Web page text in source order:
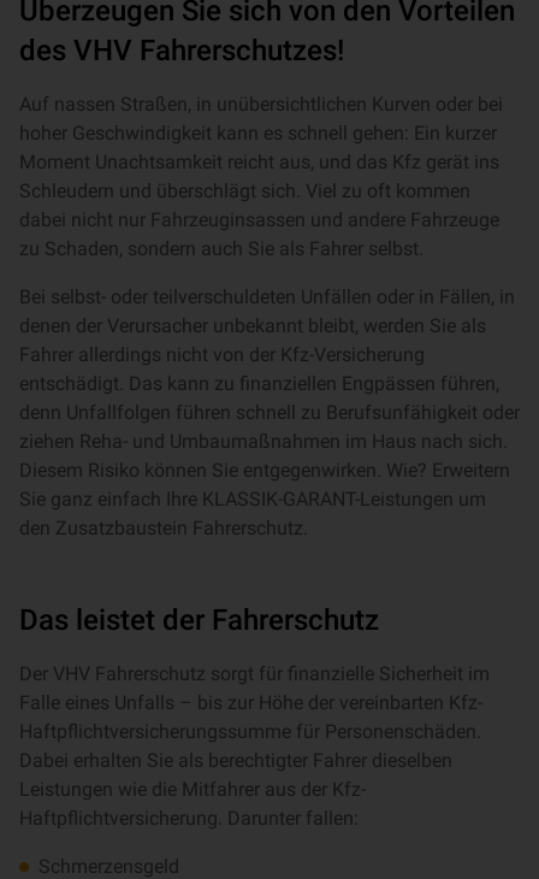
Überzeugen Sie sich von den Vorteilen
des VHV Fahrerschutzes!
Auf nassen Straßen, in unübersichtlichen Kurven oder bei
hoher Geschwindigkeit kann es schnell gehen: Ein kurzer
Moment Unachtsamkeit reicht aus, und das Kfz gerät ins
Schleudern und überschlägt sich. Viel zu oft kommen
dabei nicht nur Fahrzeuginsassen und andere Fahrzeuge
zu Schaden, sondern auch Sie als Fahrer selbst.
Bei selbst- oder teilverschuldeten Unfällen oder in Fällen, in
denen der Verursacher unbekannt bleibt, werden Sie als
Fahrer allerdings nicht von der Kfz-Versicherung
entschädigt. Das kann zu finanziellen Engpässen führen,
denn Unfallfolgen führen schnell zu Berufsunfähigkeit oder
ziehen Reha- und Umbaumaßnahmen im Haus nach sich.
Diesem Risiko können Sie entgegenwirken. Wie? Erweitern
Sie ganz einfach Ihre KLASSIK-GARANT-Leistungen um
den Zusatzbaustein Fahrerschutz.
Das leistet der Fahrerschutz
Der VHV Fahrerschutz sorgt für finanzielle Sicherheit im
Falle eines Unfalls – bis zur Höhe der vereinbarten Kfz-
Haftpflichtversicherungssumme für Personenschäden.
Dabei erhalten Sie als berechtigter Fahrer dieselben
Leistungen wie die Mitfahrer aus der Kfz-
Haftpflichtversicherung. Darunter fallen:
Schmerzensgeld